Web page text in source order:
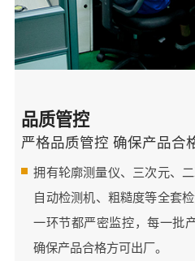
品质管控
严格品质管控 确保产品合
拥有轮廓测量仪、三次元、
自动检测机、粗糙度等全套
一环节都严密监控，每一批
确保产品合格方可出厂。